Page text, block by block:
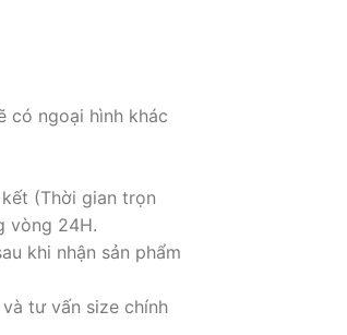
có ngoại hình khác
(Thời gian trọn
vòng 24H.
khi nhận sản phẩm
tư vấn size chính